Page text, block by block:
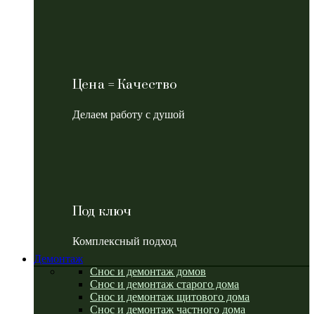
Цена = Качество
Делаем работу с душой
Под ключ
Комплексный подход
Демонтаж
Снос и демонтаж домов
Снос и демонтаж старого дома
Снос и демонтаж щитового дома
Снос и демонтаж частного дома